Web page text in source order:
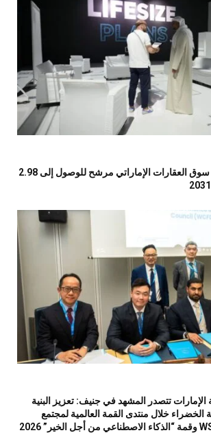
لايف سايز بلانز دبي: سوق العقارات الإماراتي مرشح للوصول إلى 2.98
الإمارات تتصدر المشهد في جنيف: تعزيز البنية
الخضراء خلال منتدى القمة العالمية لمجتمع